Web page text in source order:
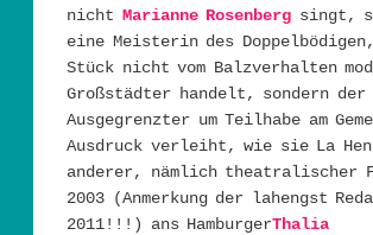
nicht Marianne Rosenberg singt,
eine Meisterin des
Stück nicht vom Balzverhalten
Großstädter handelt, sondern
Ausgegrenzter um Teilhabe am
Ausdruck verleiht, wie sie La
anderer, nämlich theatralischer
2003 (Anmerkung der lahengst
2011!!!) ans HamburgerThalia